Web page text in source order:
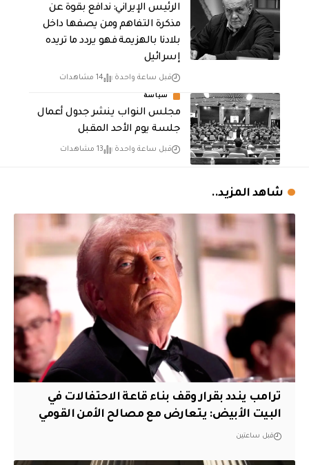
الرئيس الإيراني: ندافع بقوة عن
مذكرة التفاهم ومن يصفها داخل
بلادنا بالهزيمة فهو يردد ما تريده
إسرائيل
قبل ساعة واحدة 14 مشاهدات
سياسة
مجلس النواب ينشر جدول أعمال
جلسة يوم الأحد المقبل
قبل ساعة واحدة 13 مشاهدات
شاهد المزيد..
ترامب يندد بقرار وقف بناء قاعة الاحتفالات في
البيت الأبيض: يتعارض مع مصالح الأمن القومي
قبل ساعتين